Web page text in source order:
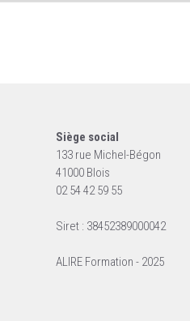
Siège social
133 rue Michel-Bégon
41000 Blois
02 54 42 59 55
Siret : 38452389000042
ALIRE Formation - 2025